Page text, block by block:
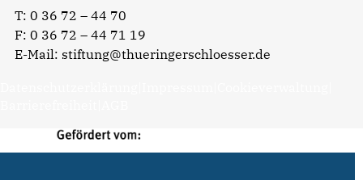
T: 0 36 72 – 44 70
F: 0 36 72 – 44 71 19
E-Mail: stiftung@thueringerschloesser.de